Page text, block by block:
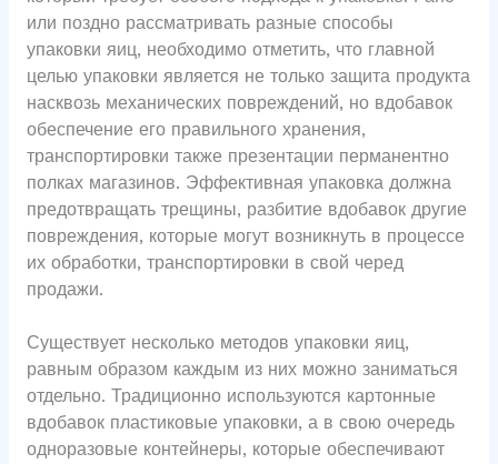
или поздно рассматривать разные способы
упаковки яиц, необходимо отметить, что главной
целью упаковки является не только защита продукта
насквозь механических повреждений, но вдобавок
обеспечение его правильного хранения,
транспортировки также презентации перманентно
полках магазинов. Эффективная упаковка должна
предотвращать трещины, разбитие вдобавок другие
повреждения, которые могут возникнуть в процессе
их обработки, транспортировки в свой черед
продажи.
Существует несколько методов упаковки яиц,
равным образом каждым из них можно заниматься
отдельно. Традиционно используются картонные
вдобавок пластиковые упаковки, а в свою очередь
одноразовые контейнеры, которые обеспечивают